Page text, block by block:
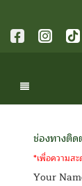
ช่องทางติด
*เพื่อความส
Your